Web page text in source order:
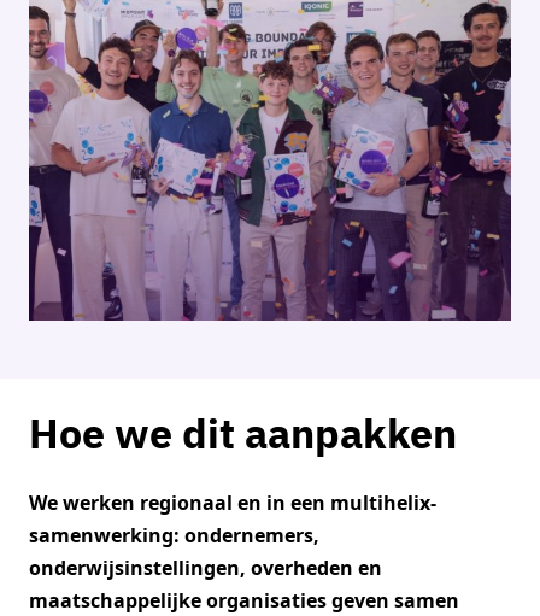
Hoe we dit aanpakken
We werken regionaal en in een multihelix-
samenwerking: ondernemers,
onderwijsinstellingen, overheden en
maatschappelijke organisaties geven samen